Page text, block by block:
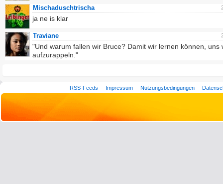
Mischaduschtrischa
ja ne is klar
Traviane
"Und warum fallen wir Bruce? Damit wir lernen können, uns
aufzurappeln."
RSS-Feeds Impressum Nutzungsbedingungen